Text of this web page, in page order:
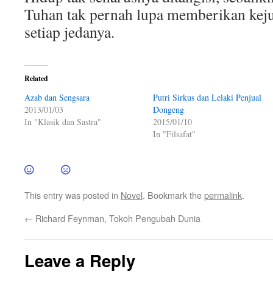
Tuhan tak pernah lupa memberikan
setiap jedanya.
Related
Azab dan Sengsara
2013/01/03
In "Klasik dan Sastra"
Putri Sirkus dan Lelaki Penjual
Dongeng
2015/01/10
In "Filsafat"
This entry was posted in Novel. Bookmark thepermalink.
← Richard Feynman, Tokoh Pengubah Dunia
Leave a Reply